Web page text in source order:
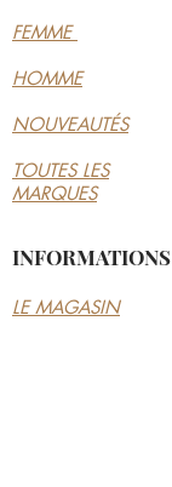
FEMME
HOMME
NOUVEAUTÉS
TOUTES LES
MARQUES
INFORMATIONS
LE MAGASIN